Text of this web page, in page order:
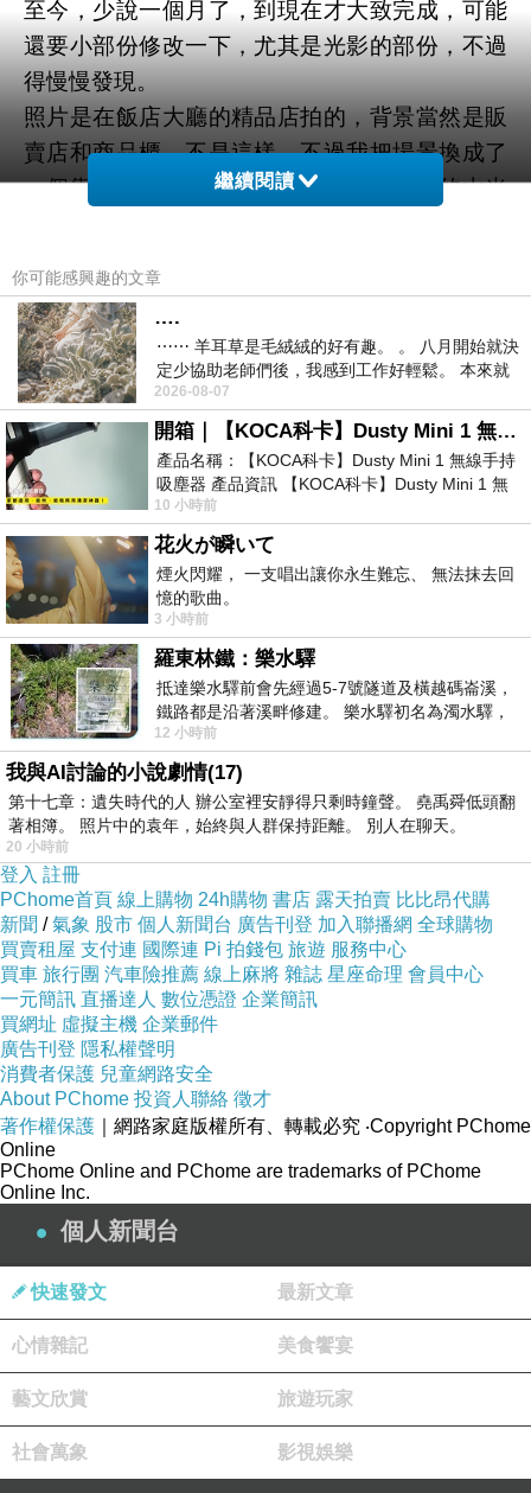
至今，少說一個月了，到現在才大致完成，可能
還要小部份修改一下，尤其是光影的部份，不過
得慢慢發現。
照片是在飯店大廳的精品店拍的，背景當然是販
賣店和商品櫃，不是這樣。不過我把場景換成了
一個靠落地窗的房間，外面還看得到美麗的山光
不過這樣美景的房間好像也不該穿著傳統鄒族服
裝厚？呵呵，但是她真的是鄒族原住民沒錯呀！
繼續閱讀
你可能感興趣的文章
….
⋯⋯ 羊耳草是毛絨絨的好有趣。 。 八月開始就決
定少協助老師們後，我感到工作好輕鬆。 本來就
不是我的工作啊。 真
2026-08-07
開箱｜【KOCA科卡】Dusty Mini 1 無線手持吸塵器
產品名稱：【KOCA科卡】Dusty Mini 1 無線手持
吸塵器 產品資訊 【KOCA科卡】Dusty Mini 1 無
線手持吸塵器評語： 能吸、能吹兼具兩
10 小時前
花火が瞬いて
煙火閃耀， 一支唱出讓你永生難忘、 無法抹去回
憶的歌曲。
3 小時前
羅東林鐵：樂水驛
抵達樂水驛前會先經過5-7號隧道及橫越碼崙溪，
鐵路都是沿著溪畔修建。 樂水驛初名為濁水驛，
但因與臺鐵集集線車站同名，於1953
12 小時前
我與AI討論的小說劇情(17)
第十七章：遺失時代的人 辦公室裡安靜得只剩時鐘聲。 堯禹舜低頭翻
著相簿。 照片中的袁年，始終與人群保持距離。 別人在聊天。
20 小時前
登入 註冊
PChome首頁 線上購物 24h購物 書店 露天拍賣 比比昂代購
新聞 /氣象 股市 個人新聞台 廣告刊登 加入聯播網 全球購物
買賣租屋 支付連 國際連 Pi 拍錢包 旅遊 服務中心
買車 旅行團 汽車險推薦 線上麻將 雜誌 星座命理 會員中心
一元簡訊 直播達人 數位憑證 企業簡訊
買網址 虛擬主機 企業郵件
廣告刊登 隱私權聲明
消費者保護 兒童網路安全
About PChome 投資人聯絡 徵才
著作權保護 ｜網路家庭版權所有、轉載必究 ‧Copyright PChome
Online
PChome Online and PChome are trademarks of PChome
Online Inc.
個人新聞台
快速發文 最新文章
心情雜記 美食饗宴
藝文欣賞 旅遊玩家
社會萬象 影視娛樂